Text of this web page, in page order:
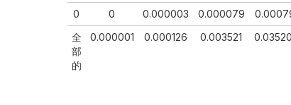
0
0 0.000003 0.000079
全
部
的
0.000001 0.000126 0.003521